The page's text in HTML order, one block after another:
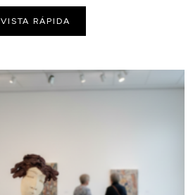
VISTA RÁPIDA